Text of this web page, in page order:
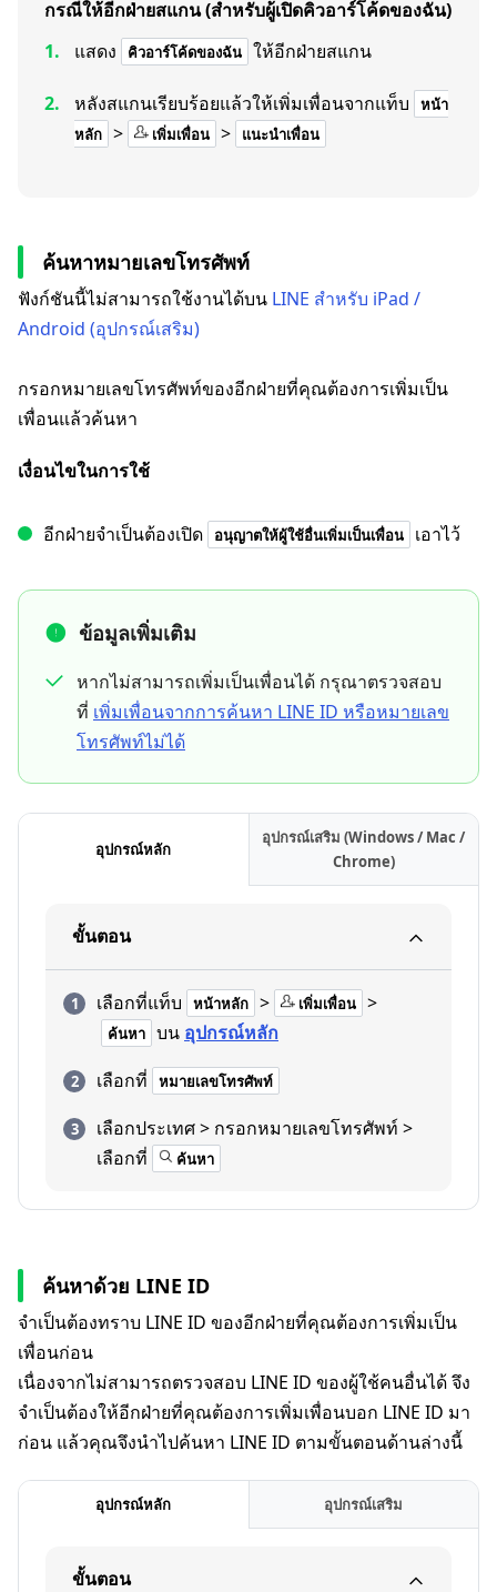
กรณีให้อีกฝ่ายสแกน (สำหรับผู้เปิดคิวอาร์โค้ดของฉัน)
แสดง
คิวอาร์โค้ดของฉัน ให้อีกฝ่ายสแกน
หลังสแกนเรียบร้อยแล้วให้เพิ่มเพื่อนจากแท็บ
หน้า
หลัก > เพิ่มเพื่อน > แนะนำเพื่อน
ค้นหาหมายเลขโทรศัพท์
ฟังก์ชันนี้ไม่สามารถใช้งานได้บน LINE สำหรับ iPad /
Android (อุปกรณ์เสริม)
กรอกหมายเลขโทรศัพท์ของอีกฝ่ายที่คุณต้องการเพิ่มเป็น
เพื่อนแล้วค้นหา
เงื่อนไขในการใช้
อีกฝ่ายจำเป็นต้องเปิด อนุญาตให้ผู้ใช้อื่นเพิ่มเป็นเพื่อน เอาไว้
ข้อมูลเพิ่มเติม
หากไม่สามารถเพิ่มเป็นเพื่อนได้ กรุณาตรวจสอบ
ที่ เพิ่มเพื่อนจากการค้นหา LINE ID หรือหมายเลข
โทรศัพท์ไม่ได้
อุปกรณ์หลัก
อุปกรณ์เสริม (Windows / Mac /
Chrome)
ขั้นตอน
เลือกที่แท็บ หน้าหลัก > เพิ่มเพื่อน >
ค้นหา บน อุปกรณ์หลัก
เลือกที่
หมายเลขโทรศัพท์
เลือกประเทศ > กรอกหมายเลขโทรศัพท์ >
เลือกที่
ค้นหา
ค้นหาด้วย LINE ID
จำเป็นต้องทราบ LINE ID ของอีกฝ่ายที่คุณต้องการเพิ่มเป็น
เพื่อนก่อน
เนื่องจากไม่สามารถตรวจสอบ LINE ID ของผู้ใช้คนอื่นได้ จึง
จำเป็นต้องให้อีกฝ่ายที่คุณต้องการเพิ่มเพื่อนบอก LINE ID มา
ก่อน แล้วคุณจึงนำไปค้นหา LINE ID ตามขั้นตอนด้านล่างนี้
อุปกรณ์หลัก อุปกรณ์เสริม
ขั้นตอน